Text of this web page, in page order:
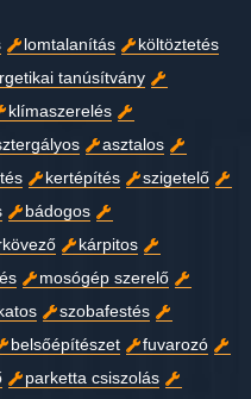
lomtalanítás
költöztetés
tanúsítvány
klímaszerelés
asztalos
kertépítés
szigetelő
bádogos
kárpitos
mosógép szerelő
szobafestés
belsőépítészet
fuvarozó
parketta csiszolás